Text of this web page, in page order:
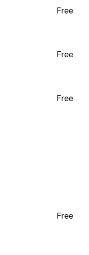
Free
Free
Free
Free